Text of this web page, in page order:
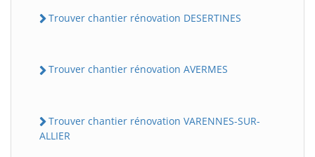
Trouver chantier rénovation DESERTINES
Trouver chantier rénovation AVERMES
Trouver chantier rénovation VARENNES-SUR-
ALLIER